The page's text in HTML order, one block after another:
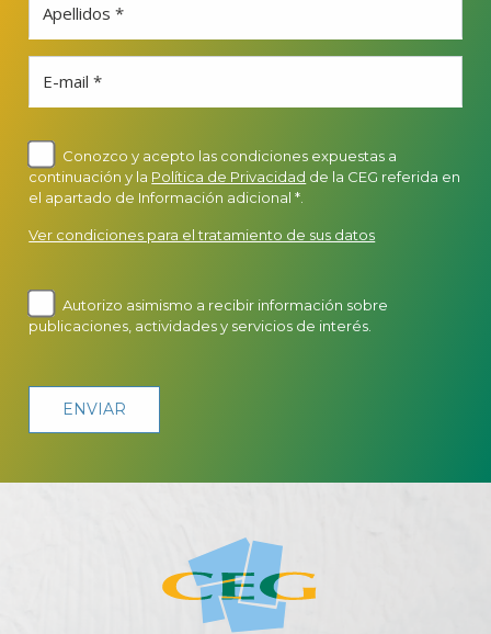
Apellidos *
E-mail *
Conozco y acepto las condiciones expuestas a
continuación y la Política de Privacidad de la CEG referida en
el apartado de Información adicional *.
Ver condiciones para el tratamiento de sus datos
Autorizo asimismo a recibir información sobre
publicaciones, actividades y servicios de interés.